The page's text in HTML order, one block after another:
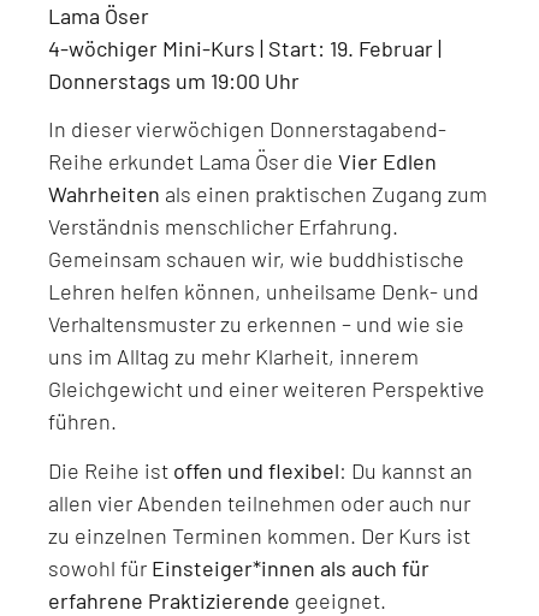
Lama Öser
4-wöchiger Mini-Kurs | Start: 19. Februar |
Donnerstags um 19:00 Uhr
In dieser vierwöchigen Donnerstagabend-
Reihe erkundet Lama Öser die Vier Edlen
Wahrheiten als einen praktischen Zugang zum
Verständnis menschlicher Erfahrung.
Gemeinsam schauen wir, wie buddhistische
Lehren helfen können, unheilsame Denk- und
Verhaltensmuster zu erkennen – und wie sie
uns im Alltag zu mehr Klarheit, innerem
Gleichgewicht und einer weiteren Perspektive
führen.
Die Reihe ist offen und flexibel: Du kannst an
allen vier Abenden teilnehmen oder auch nur
zu einzelnen Terminen kommen. Der Kurs ist
sowohl für Einsteiger*innen als auch für
erfahrene Praktizierende geeignet.